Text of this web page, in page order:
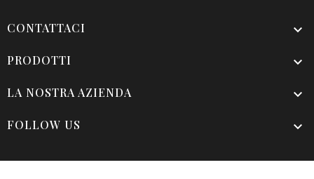
CONTATTACI 
PRODOTTI 
LA NOSTRA AZIENDA 
FOLLOW US 